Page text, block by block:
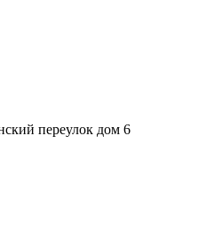
переулок дом 6